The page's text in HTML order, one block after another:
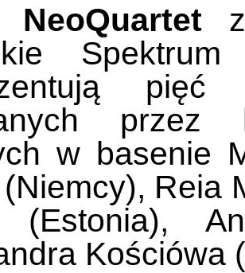
NeoQuartet
pięć
przez
w basenie
Reia
(Estonia),
Kościówa